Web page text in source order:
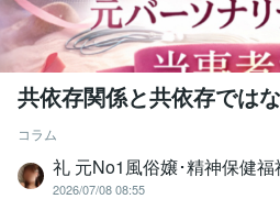
共依存関係と共依存では
コラム
礼 元No1風俗嬢･精神保健福
2026/07/08 08:55